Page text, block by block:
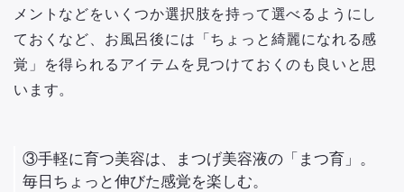
メントなどをいくつか選択肢を持って選べるようにし
ておくなど、お風呂後には「ちょっと綺麗になれる感
覚」を得られるアイテムを見つけておくのも良いと思
います。
③手軽に育つ美容は、まつげ美容液の「まつ育」。
毎日ちょっと伸びた感覚を楽しむ。